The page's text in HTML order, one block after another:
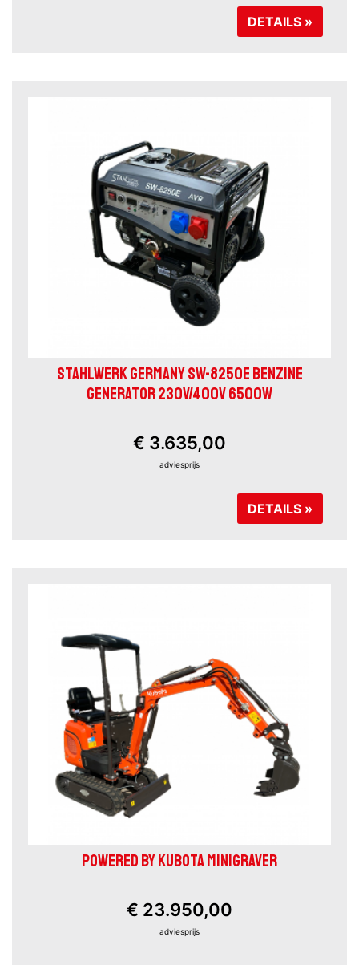
DETAILS »
STAHLWERK GERMANY SW-8250E BENZINE
GENERATOR 230V/400V 6500W
€ 3.635,00
adviesprijs
DETAILS »
POWERED BY KUBOTA MINIGRAVER
€ 23.950,00
adviesprijs